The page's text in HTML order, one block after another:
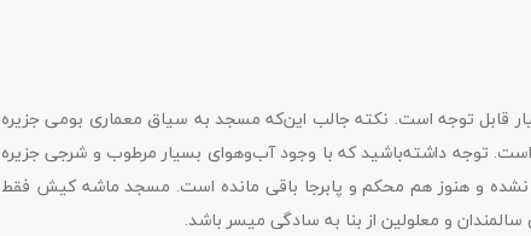
قابل توجه است. نکته جالب این‌که مسجد به سیاق معماری بومی جزیره
توجه داشته‌باشید که با وجود آب‌وهوای بسیار مرطوب و شرجی جزیره
و هنوز هم محکم و پابرجا باقی مانده است. مسجد ماشه کیش فقط
و معلولین از بنا به سادگی میسر باشد.